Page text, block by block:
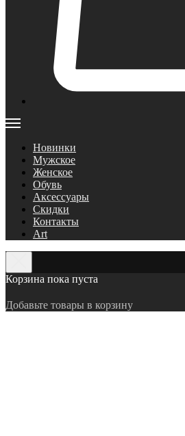
Новинки
Мужское
Женское
Обувь
Аксессуары
Скидки
Контакты
Art
Корзина пока пуста
Добавьте товары в корзину